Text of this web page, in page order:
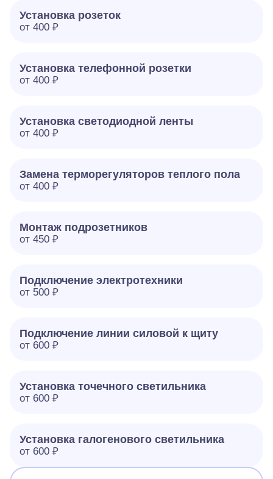
Установка розеток
от 400 ₽
Установка телефонной розетки
от 400 ₽
Установка светодиодной ленты
от 400 ₽
Замена терморегуляторов теплого пола
от 400 ₽
Монтаж подрозетников
от 450 ₽
Подключение электротехники
от 500 ₽
Подключение линии силовой к щиту
от 600 ₽
Установка точечного светильника
от 600 ₽
Установка галогенового светильника
от 600 ₽